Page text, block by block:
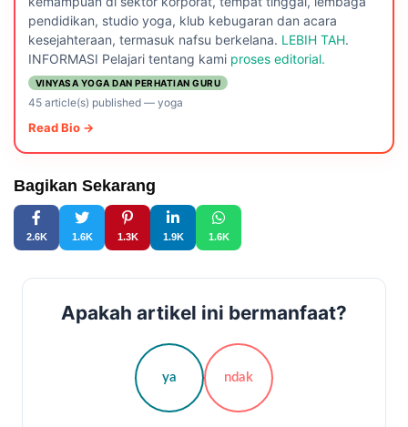
pendidikan, studio yoga, klub kebugaran dan acara
kesejahteraan, termasuk nafsu berkelana. LEBIH TAH.
INFORMASI Pelajari tentang kami proses editorial.
VINYASA YOGA DAN PERHATIAN GURU
45 article(s) published— yoga
Read Bio →
Bagikan Sekarang
2.6K 1.6K 1.3K 1.9K 1.6K
Apakah artikel ini bermanfaat?
ya ndak